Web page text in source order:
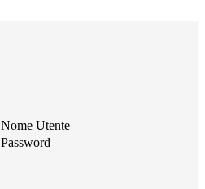
Nome Utente
Password